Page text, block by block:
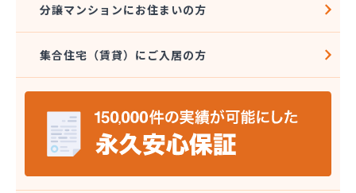
株式会社ミツウロコ 宇都宮オート営業所
株式会社ミツウロコ 宇都宮西部店
株式会社ミツウロコ 栃木支店
株式会社ミツウロコ 那須店
株式会社ミヤプロ
株式会社ミヤレン
株式会社ヤチネン
株式会社ヤマガス
株式会社稲葉商店
分譲マンションにお住まいの方
集合住宅（賃貸）にご入居の方